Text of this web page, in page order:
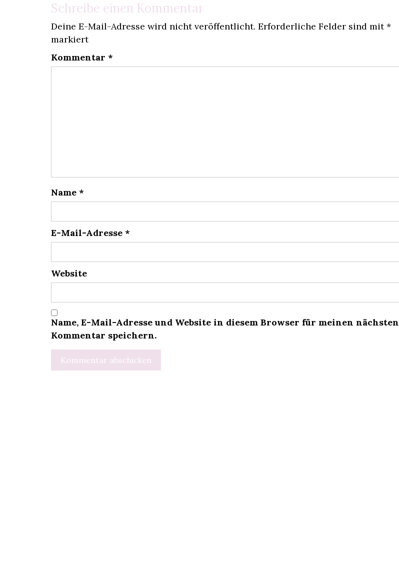
Schreibe einen Kommentar
Deine E-Mail-Adresse wird nicht veröffentlicht. Erforderliche Felder sind mit*
markiert
Kommentar *
Name *
E-Mail-Adresse *
Website
Name, E-Mail-Adresse und Website in diesem Browser für meinen nächsten
Kommentar speichern.